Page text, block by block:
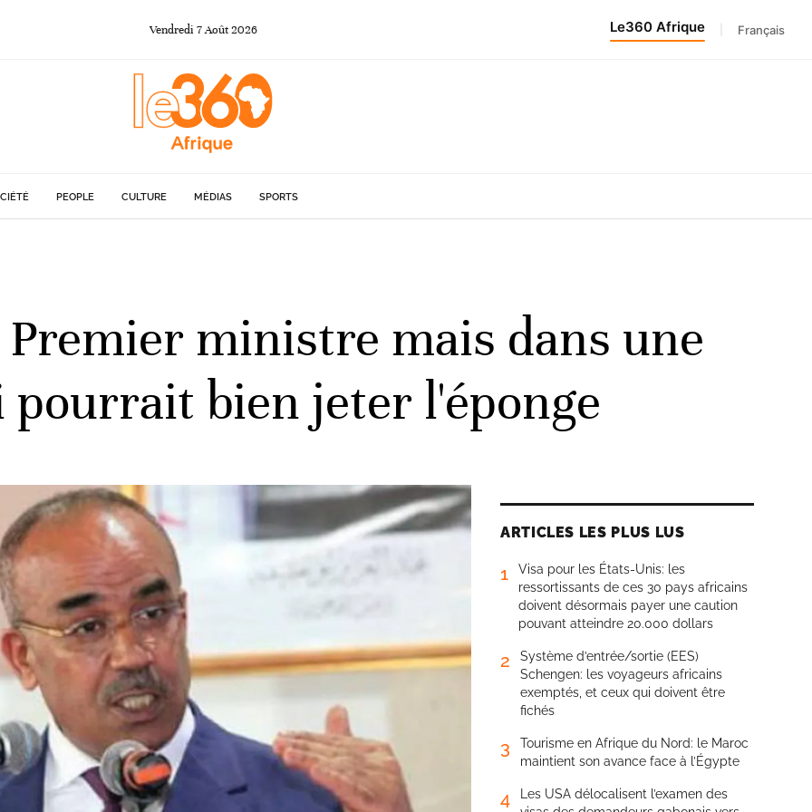
Vendredi 7Août 2026 Le360 Afrique Français
PEOPLE CULTURE MÉDIAS SPORTS
ministre mais dans une
pourrait bien jeter l'éponge
ARTICLES LES PLUS LUS
1
Visa pour les États-Unis: les
ressortissants de ces 30 pays africains
doivent désormais payer une caution
pouvant atteindre 20.000 dollars
2
Système d’entrée/sortie (EES)
Schengen: les voyageurs africains
exemptés, et ceux qui doivent être
fichés
3
Tourisme en Afrique du Nord: le Maroc
maintient son avance face à l’Égypte
4
Les USA délocalisent l’examen des